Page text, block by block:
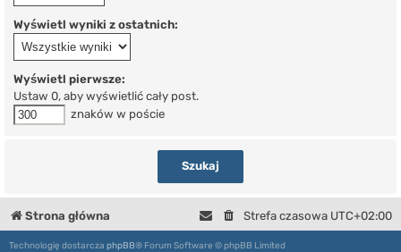
Wyświetl wyniki z ostatnich:
Wyświetl pierwsze:
Ustaw 0, aby wyświetlić cały post.
znaków w poście
Strona główna Strefa czasowa UTC+02:00
Technologię dostarcza phpBB® Forum Software © phpBB Limited